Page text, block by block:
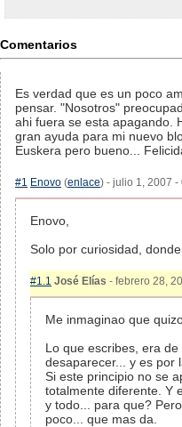
Comentarios
Es verdad que es un poco
pensar. "Nosotros"
ahi fuera se esta apagando.
gran ayuda para mi nuevo
Euskera pero bueno...
#1 Enovo (enlace) - julio 1, 2007 -
Enovo,
Solo por curiosidad,
#1.1 José Elías - febrero 28,
Me inmaginao que
Lo que escribes, era
desaparecer... y es por
Si este principio no se
totalmente diferente. Y
y todo... para que?
poco... que mas da.